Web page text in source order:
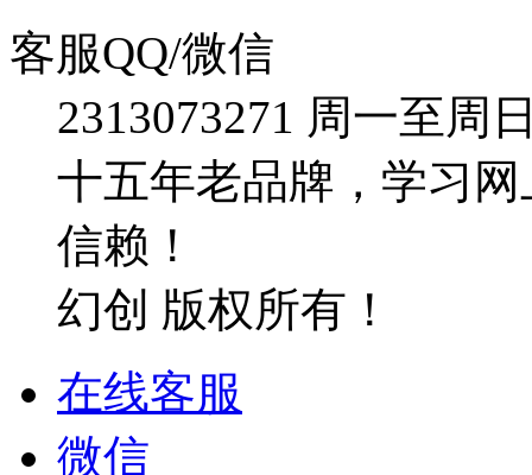
客服QQ/微信
2313073271 周一至周
十五年老品牌，学习
信赖！
幻创 版权所有！
在线客服
微信